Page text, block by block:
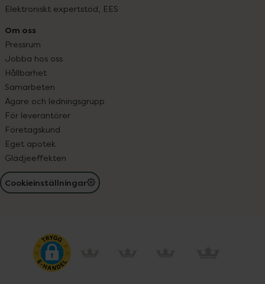
Elektroniskt expertstöd, EES
Om oss
Pressrum
Jobba hos oss
Hållbarhet
Samarbeten
Ägare och ledningsgrupp
För leverantörer
Företagskund
Eget apotek
Glädjeeffekten
Cookieinställningar